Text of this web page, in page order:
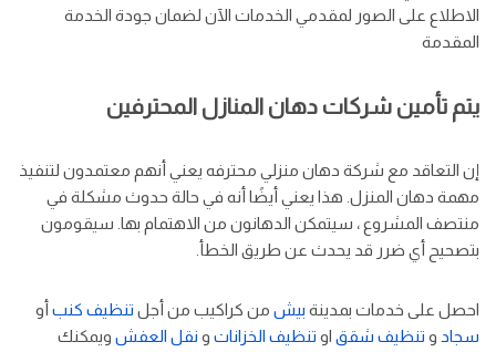
الاطلاع على الصور لمقدمي الخدمات الآن لضمان جودة الخدمة
المقدمة
يتم تأمين شركات دهان المنازل المحترفين
إن التعاقد مع شركة دهان منزلي محترفه يعني أنهم معتمدون لتنفيذ
مهمة دهان المنزل. هذا يعني أيضًا أنه في حالة حدوث مشكلة في
منتصف المشروع ، سيتمكن الدهانون من الاهتمام بها. سيقومون
بتصحيح أي ضرر قد يحدث عن طريق الخطأ.
احصل على خدمات بمدينة بيش من كراكيب من أجل تنظيف كنب أو
سجاد و تنظيف شقق او تنظيف الخزانات و نقل العفش ويمكنك